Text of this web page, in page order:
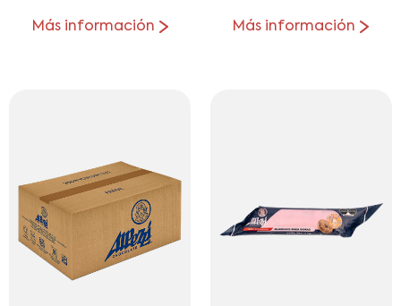
Más información Más información